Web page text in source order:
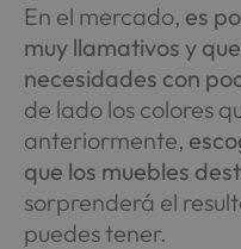
En el mercado, es
muy llamativos y
necesidades con
de lado los colores
anteriormente,
que los muebles
sorprenderá el
puedes tener.